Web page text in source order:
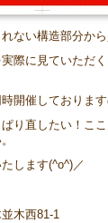
ない構造部分から
際に見ていただ
開催しております
り直したい！こ
します(^o^)／
木西81-1